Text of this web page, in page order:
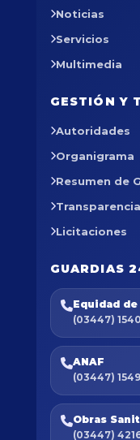
Noticias
Servicios
Multimedia
GESTIÓN Y
Autoridades
Organigrama
Resumen de
Transparencia
Licitaciones
GUARDIAS
Equidad
(03447)
ANAF
(03447)
Obras
(03447)